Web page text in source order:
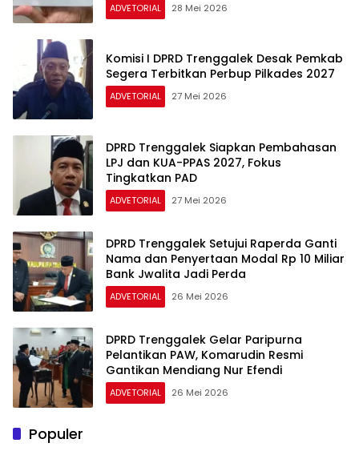
ADVETORIAL 28 Mei 2026
Komisi I DPRD Trenggalek Desak Pemkab
Segera Terbitkan Perbup Pilkades 2027
ADVETORIAL 27 Mei 2026
DPRD Trenggalek Siapkan Pembahasan
LPJ dan KUA-PPAS 2027, Fokus
Tingkatkan PAD
ADVETORIAL 27 Mei 2026
DPRD Trenggalek Setujui Raperda Ganti
Nama dan Penyertaan Modal Rp 10 Miliar
Bank Jwalita Jadi Perda
ADVETORIAL 26 Mei 2026
DPRD Trenggalek Gelar Paripurna
Pelantikan PAW, Komarudin Resmi
Gantikan Mendiang Nur Efendi
ADVETORIAL 26 Mei 2026
Populer